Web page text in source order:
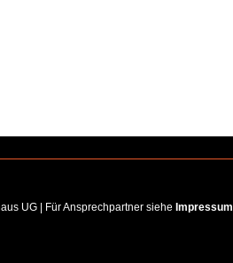
UG | Für Ansprechpartner siehe Impressum